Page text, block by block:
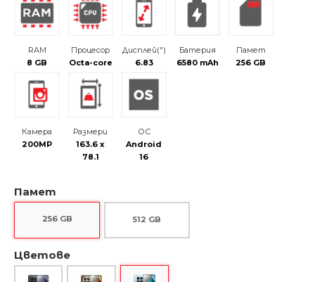
RAM
8 GB
Процесор
Octa-core
Дисплей(")
6.83
Батерия
6580 mAh
Памет
256 GB
Камера
200MP
Размери
163.6 x
78.1
ОС
Android
16
Памет
256 GB 512 GB
Цветове